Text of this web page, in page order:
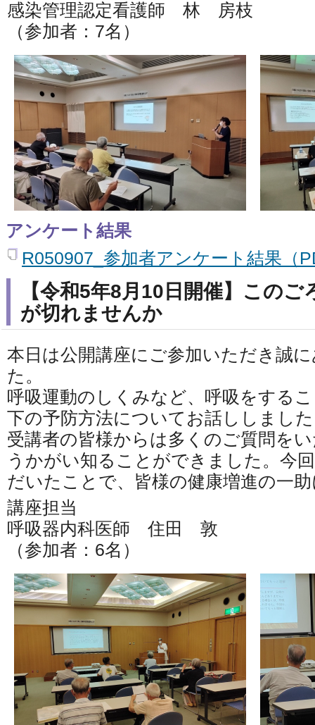
感染管理認定看護師 林 房枝
（参加者：7名）
アンケート結果
R050907_参加者アンケート結果（
【令和5年8月10日開催】この
が切れませんか
本日は公開講座にご参加いただき誠
た。
呼吸運動のしくみなど、呼吸をする
下の予防方法についてお話ししまし
受講者の皆様からは多くのご質問を
うかがい知ることができました。今
だいたことで、皆様の健康増進の一
講座担当
呼吸器内科医師 住田 敦
（参加者：6名）